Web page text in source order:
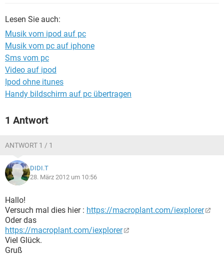
Lesen Sie auch:
Musik vom ipod auf pc
Musik vom pc auf iphone
Sms vom pc
Video auf ipod
Ipod ohne itunes
Handy bildschirm auf pc übertragen
1 Antwort
ANTWORT 1 / 1
DIDI.T
28. März 2012 um 10:56
Hallo!
Versuch mal dies hier : https://macroplant.com/iexplorer
Oder das
https://macroplant.com/iexplorer
Viel Glück.
Gruß